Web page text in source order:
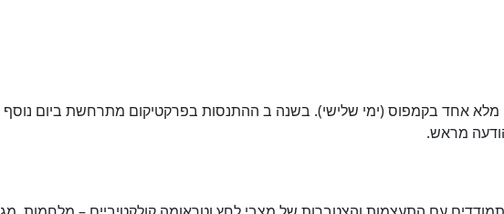
מלא אחד בקמפוס (ימי שלישי). בשנה ב ההתנסות בפרקטיקום מתרחשת ביום נוסף
מראש.